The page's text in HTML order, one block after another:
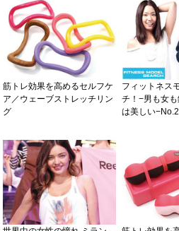
筋トレ効果を高めるセルフケ
ア／ウェーブストレッチリン
グ
フィットネス
チ！−男も女
は美しい−No.2